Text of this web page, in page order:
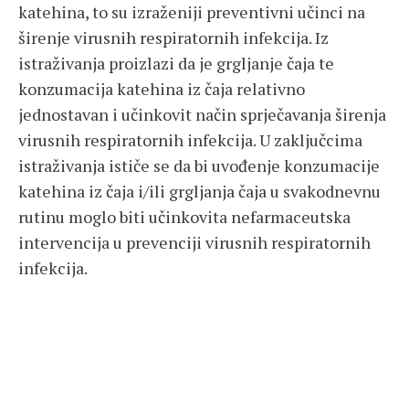
katehina, to su izraženiji preventivni učinci na
širenje virusnih respiratornih infekcija. Iz
istraživanja proizlazi da je grgljanje čaja te
konzumacija katehina iz čaja relativno
jednostavan i učinkovit način sprječavanja širenja
virusnih respiratornih infekcija. U zaključcima
istraživanja ističe se da bi uvođenje konzumacije
katehina iz čaja i/ili grgljanja čaja u svakodnevnu
rutinu moglo biti učinkovita nefarmaceutska
intervencija u prevenciji virusnih respiratornih
infekcija.